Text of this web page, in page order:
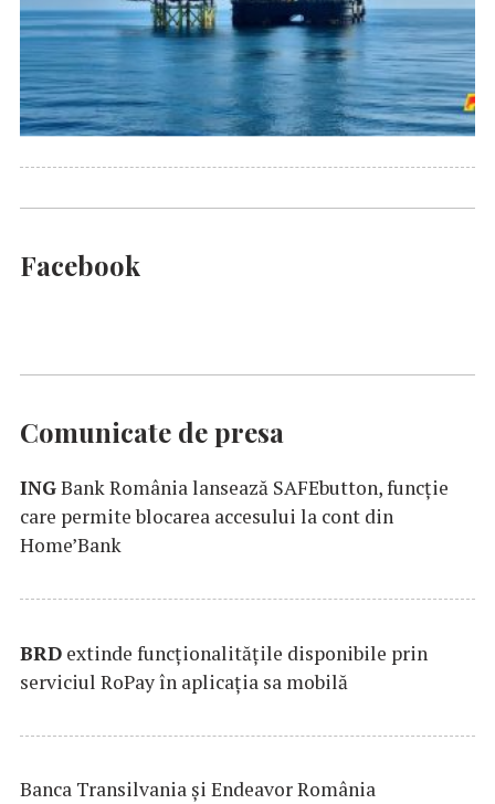
Facebook
Comunicate de presa
INGBank România lansează SAFEbutton, funcţie
care permite blocarea accesului la cont din
Home’Bank
BRD extinde funcţionalităţile disponibile prin
serviciul RoPay în aplicaţia sa mobilă
Banca Transilvania şi Endeavor România